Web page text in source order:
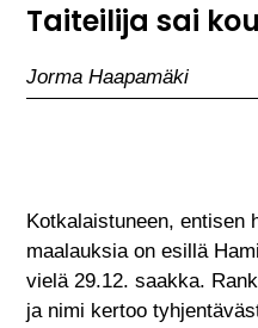
Taiteilija sai
Jorma Haapamäki
Kotkalaistuneen, entisen
maalauksia on esillä
vielä 29.12. saakka.
ja nimi kertoo